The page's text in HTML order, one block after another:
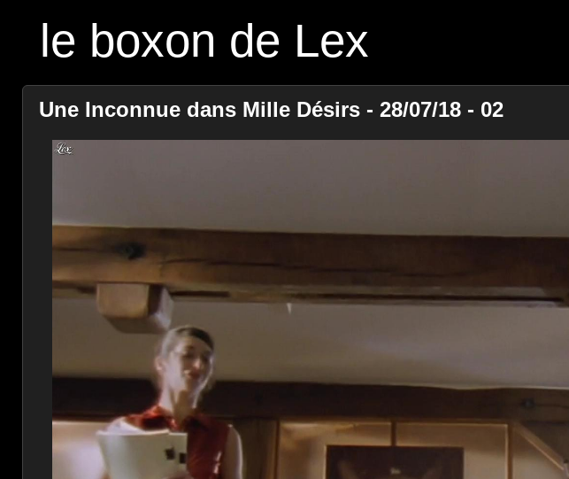
le boxon de Lex
Une Inconnue dans Mille Désirs - 28/07/18 - 02